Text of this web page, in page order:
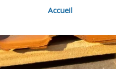
Accueil